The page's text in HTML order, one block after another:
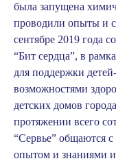
была запущена
проводили опыты и
сентябре 2019 года
“Бит сердца”, в
для поддержки
возможностями
детских домов
протяжении всего
“Сервье” общаются
опытом и знаниями